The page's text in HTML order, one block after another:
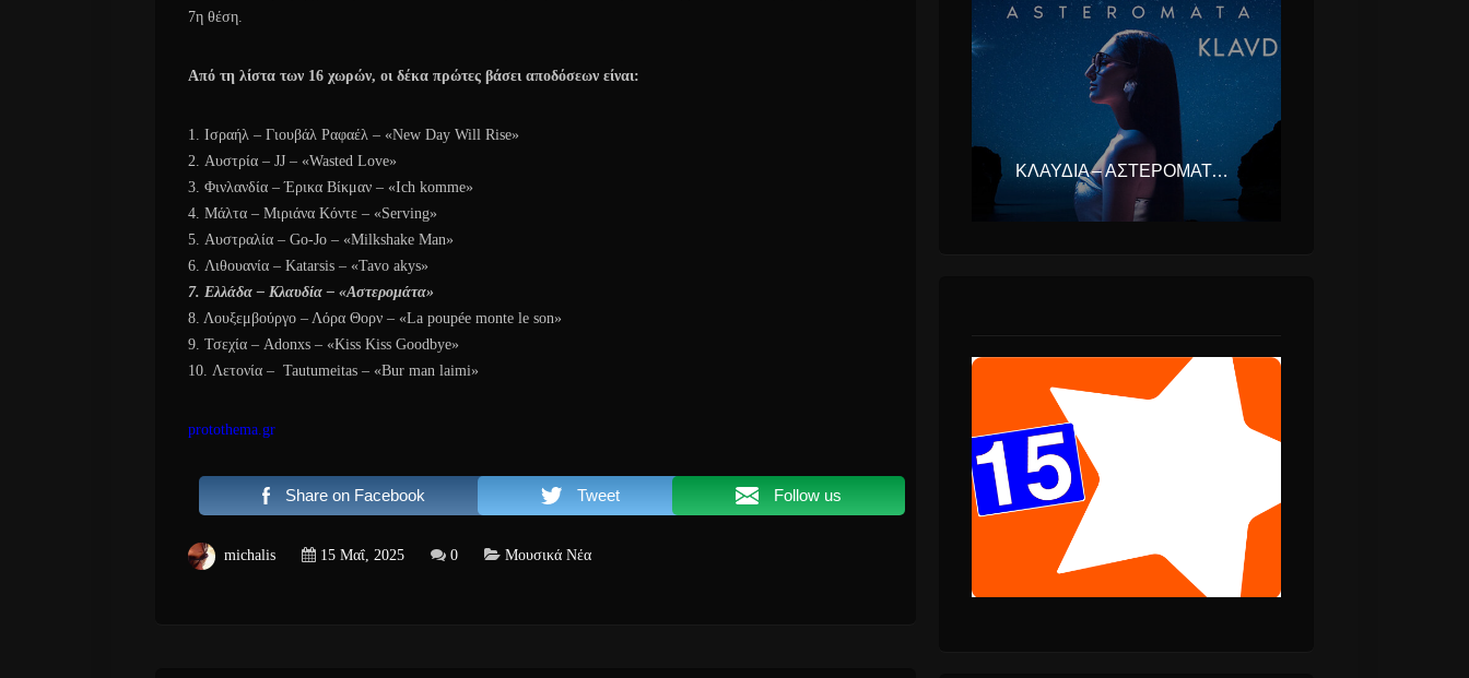
7η θέση.
Από τη λίστα των 16 χωρών, οι δέκα πρώτες βάσει αποδόσεων είναι:
1. Ισραήλ – Γιουβάλ Ραφαέλ – «New Day Will Rise»
2. Αυστρία – JJ – «Wasted Love»
3. Φινλανδία – Έρικα Βίκμαν – «Ich komme»
4. Μάλτα – Μιριάνα Κόντε – «Serving»
5. Αυστραλία – Go-Jo – «Milkshake Man»
6. Λιθουανία – Katarsis – «Tavo akys»
7. Ελλάδα – Κλαυδία – «Αστερομάτα»
8. Λουξεμβούργο – Λόρα Θορν – «La poupée monte le son»
9. Τσεχία – Adonxs – «Kiss Kiss Goodbye»
10. Λετονία – Tautumeitas – «Bur man laimi»
protothema.gr
Share on Facebook Tweet Follow us
michalis 15 Μαΐ, 2025 0 Μουσικά Νέα
ΚΛΑΥΔΊΑ – ΑΣΤΕΡΟΜΆΤΑ (EUROVISION ΕΛΛΆΔΑ 2025)